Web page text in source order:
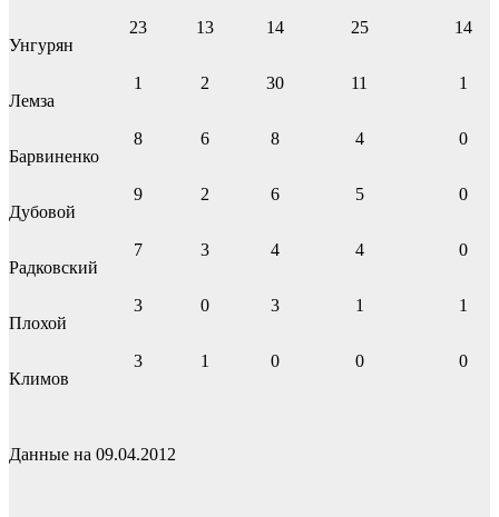
Унгурян
23 13 14 25 14
Лемза
1 2 30 11 1
Барвиненко
8 6 8 4 0
Дубовой
9 2 6 5 0
Радковский
7 3 4 4 0
Плохой
3 0 3 1 1
Климов
3 1 0 0 0
Данные на 09.04.2012